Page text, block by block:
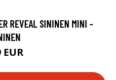
REVEAL SININEN MINI -
EUR